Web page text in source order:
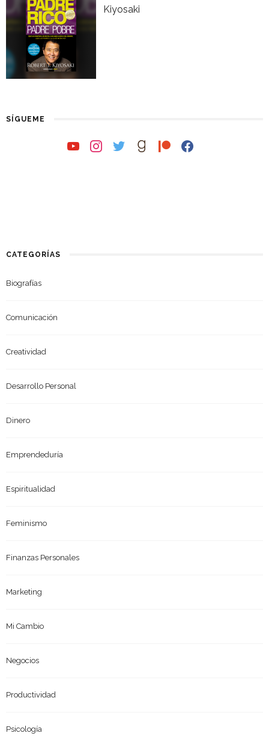
Kiyosaki
SÍGUEME
youtubeinstagramtwittergoodreads
patreonfacebook
CATEGORÍAS
Biografías
Comunicación
Creatividad
Desarrollo Personal
Dinero
Emprendeduría
Espiritualidad
Feminismo
Finanzas Personales
Marketing
Mi Cambio
Negocios
Productividad
Psicología